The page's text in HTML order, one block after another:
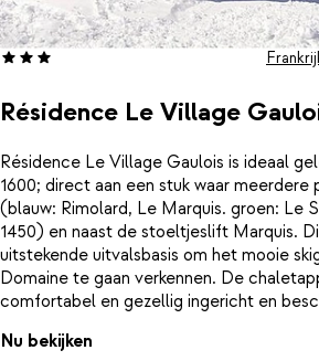
Résidence Le Village
Résidence Le Village Gaulois is ideaal
1600; direct aan een stuk waar meerdere
(blauw: Rimolard, Le Marquis. groen: Le
1450) en naast de stoeltjeslift Marquis.
uitstekende uitvalsbasis om het mooie
Domaine te gaan verkennen. De
comfortabel en gezellig ingericht en
een balkon of terras.Duik bij thuiskomst
verwarmde binnenzwembad of ontspan
Nu bekijken